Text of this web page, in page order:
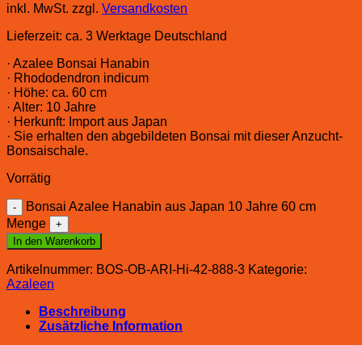
inkl. MwSt. zzgl. Versandkosten
Lieferzeit: ca. 3 Werktage Deutschland
· Azalee Bonsai Hanabin
· Rhododendron indicum
· Höhe: ca. 60 cm
· Alter: 10 Jahre
· Herkunft: Import aus Japan
· Sie erhalten den abgebildeten Bonsai mit dieser Anzucht-
Bonsaischale.
Vorrätig
Bonsai Azalee Hanabin aus Japan 10 Jahre 60 cm
Menge
In den Warenkorb
Artikelnummer: BOS-OB-ARI-Hi-42-888-3 Kategorie:
Azaleen
Beschreibung
Zusätzliche Information